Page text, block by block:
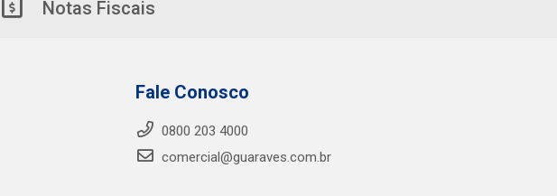
Notas Fiscais
Fale Conosco
0800 203 4000
comercial@guaraves.com.br